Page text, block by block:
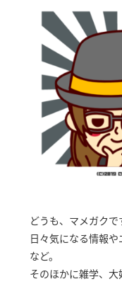
どうも、マメガクで
日々気になる情報
など。
そのほかに雑学、